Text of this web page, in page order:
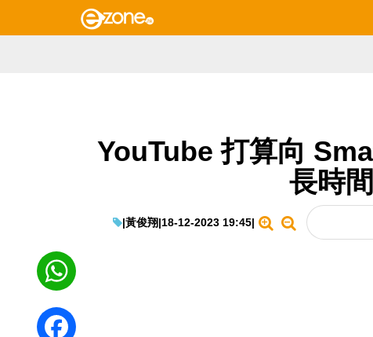
YouTube 打算向
長時
|黃俊翔|18-12-2023 19:45|
WhatsApp